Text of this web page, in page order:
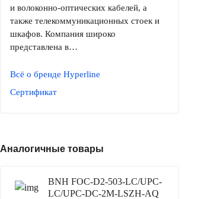
и волоконно-оптических кабелей, а
также телекоммуникационных стоек и
шкафов. Компания широко
представлена в…
Всё о бренде Hyperline
Сертификат
Аналогичные товары
BNH FOC-D2-503-LC/UPC-
LC/UPC-DC-2M-LSZH-AQ